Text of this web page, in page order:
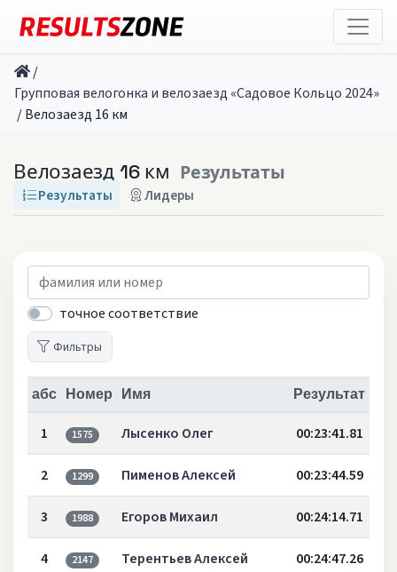
/
Групповая велогонка и велозаезд «Садовое Кольцо 2024»
/Велозаезд 16 км
Велозаезд 16 км Результаты
Результаты Лидеры
точное соответствие
Фильтры
абс Номер Имя Результат
1 1575 Лысенко Олег 00:23:41.81
2 1299 Пименов Алексей 00:23:44.59
3 1988 Егоров Михаил 00:24:14.71
4 2147 Терентьев Алексей 00:24:47.26